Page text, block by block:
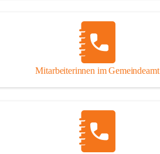
Mitarbeiterinnen im Gemeindeamt